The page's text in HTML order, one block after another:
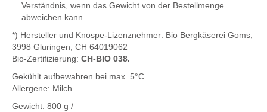
Verständnis, wenn das Gewicht von der Bestellmenge
abweichen kann
*) Hersteller und Knospe-Lizenznehmer: Bio Bergkäserei Goms,
3998 Gluringen, CH 64019062
Bio-Zertifizierung: CH-BIO 038.
Gekühlt aufbewahren bei max. 5°C
Allergene: Milch.
Gewicht: 800 g /